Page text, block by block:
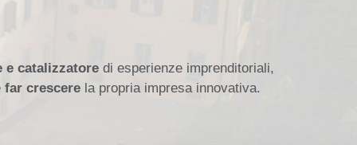
e catalizzatoredi esperienze imprenditoriali,
far crescerela propria impresa innovativa.